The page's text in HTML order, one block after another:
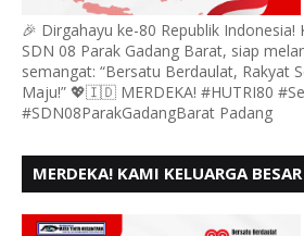
🎉 Dirgahayu ke-80 Republik Indonesia!
SDN 08 Parak Gadang Barat, siap
semangat: “Bersatu Berdaulat, Rakyat
Maju!” 💖🇮🇩 MERDEKA! #HUTRI80
#SDN08ParakGadangBarat Padang
MERDEKA! KAMI KELUARGA